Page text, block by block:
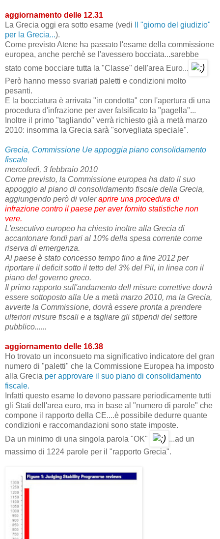
aggiornamento delle 12.31
La Grecia oggi era sotto esame (vedi
Il "giorno del giudizio"
per la Grecia...).
Come previsto Atene ha passato l'esame della commissione
europea, anche perchè se l'avessero bocciata...sarebbe
stato come bocciare tutta la "Classe" dell'area Euro...
Però hanno messo svariati paletti e condizioni molto
pesanti.
E la bocciatura è arrivata "in condotta" con l'apertura di una
procedura d'infrazione per aver falsificato la "pagella"...
Inoltre il primo "tagliando" verrà richiesto già a metà marzo
2010: insomma la Grecia sarà "sorvegliata speciale".
Grecia, Commissione Ue appoggia piano consolidamento
fiscale
mercoledì, 3 febbraio 2010
Come previsto, la Commissione europea ha dato il suo
appoggio al piano di consolidamento fiscale della Grecia,
aggiungendo però di voleraprire una procedura di
infrazione contro il paese per aver fornito statistiche non
vere.
L'esecutivo europeo ha chiesto inoltre alla Grecia di
accantonare fondi pari al 10% della spesa corrente come
riserva di emergenza.
Al paese è stato concesso tempo fino a fine 2012 per
riportare il deficit sotto il tetto del 3% del Pil, in linea con il
piano del governo greco.
Il primo rapporto sull'andamento dell misure correttive dovrà
essere sottoposto alla Ue a metà marzo 2010, ma la Grecia,
avverte la Commissione, dovrà essere pronta a prendere
ulteriori misure fiscali e a tagliare gli stipendi del settore
pubblico......
aggiornamento delle 16.38
Ho trovato un inconsueto ma significativo indicatore del gran
numero di "paletti" che la Commissione Europea ha imposto
alla Grecia per approvare il suo piano di consolidamento
fiscale.
Infatti questo esame lo devono passare periodicamente tutti
gli Stati dell'area euro, ma in base al "numero di parole" che
compone il rapporto della CE....è possibile dedurre quante
condizioni e raccomandazioni sono state imposte.
Da un minimo di una singola parola "OK"
...ad un
massimo di 1224 parole per il "rapporto Grecia".